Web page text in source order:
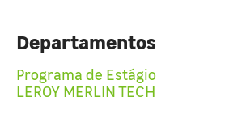
Departamentos
Programa de Estágio
LEROY MERLIN TECH